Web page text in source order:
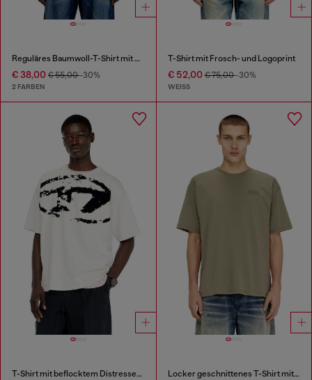
Reguläres Baumwoll-T-Shirt mit Puffdruck
€ 38,00 € 55,00-30%
2 FARBEN
T-Shirt mit Frosch- und Logoprint
€ 52,00€ 75,00-30%
WEISS
T-Shirt mit beflocktem Distressed-Logo Locker geschnittenes T-Shirt mit Camouflage-Print auf dem Rücken